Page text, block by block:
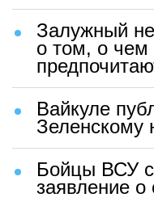
Залужный
о том, о чем
Вайкуле
Зеленскому
Бойцы ВСУ
заявление